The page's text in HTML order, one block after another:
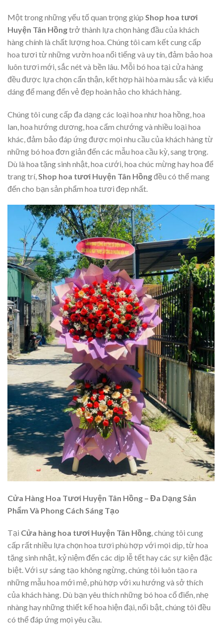
Một trong những yếu tố quan trọng giúp Shop hoa tươi
Huyện Tân Hồngtrở thành lựa chọn hàng đầu của khách
hàng chính là chất lượng hoa. Chúng tôi cam kết cung cấp
hoa tươi từ những vườn hoa nổi tiếng và uy tín, đảm bảo hoa
luôn tươi mới, sắc nét và bền lâu. Mỗi bó hoa tại cửa hàng
đều được lựa chọn cẩn thận, kết hợp hài hòa màu sắc và kiểu
dáng để mang đến vẻ đẹp hoàn hảo cho khách hàng.
Chúng tôi cung cấp đa dạng các loại hoa như hoa hồng, hoa
lan, hoa hướng dương, hoa cẩm chướng và nhiều loại hoa
khác, đảm bảo đáp ứng được mọi nhu cầu của khách hàng từ
những bó hoa đơn giản đến các mẫu hoa cầu kỳ, sang trọng.
Dù là hoa tặng sinh nhật, hoa cưới, hoa chúc mừng hay hoa để
trang trí, Shop hoa tươi Huyện Tân Hồngđều có thể mang
đến cho bạn sản phẩm hoa tươi đẹp nhất.
Cửa Hàng Hoa Tươi Huyện Tân Hồng – Đa Dạng Sản
Phẩm Và Phong Cách Sáng Tạo
Tại Cửa hàng hoa tươi Huyện Tân Hồng, chúng tôi cung
cấp rất nhiều lựa chọn hoa tươi phù hợp với mọi dịp, từ hoa
tặng sinh nhật, kỷ niệm đến các dịp lễ tết hay các sự kiện đặc
biệt. Với sự sáng tạo không ngừng, chúng tôi luôn tạo ra
những mẫu hoa mới mẻ, phù hợp với xu hướng và sở thích
của khách hàng. Dù bạn yêu thích những bó hoa cổ điển, nhẹ
nhàng hay những thiết kế hoa hiện đại, nổi bật, chúng tôi đều
có thể đáp ứng mọi yêu cầu.